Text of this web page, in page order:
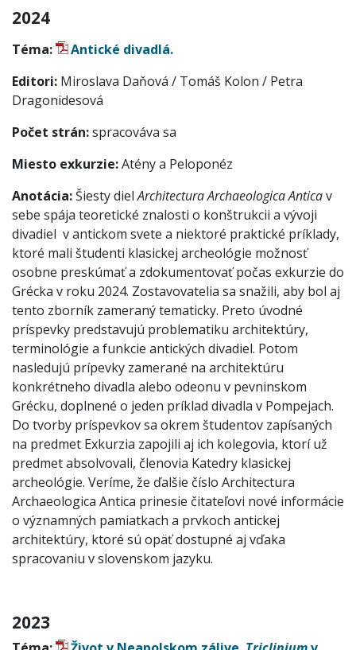
2024
Téma:
Antické divadlá.
Editori: Miroslava Daňová / Tomáš Kolon / Petra
Dragonidesová
Počet strán:spracováva sa
Miesto exkurzie:Atény a Peloponéz
Anotácia:Šiesty dielArchitectura Archaeologica Anticav
sebe spája teoretické znalosti o konštrukcii a vývoji
divadiel v antickom svete a niektoré praktické príklady,
ktoré mali študenti klasickej archeológie možnosť
osobne preskúmať a zdokumentovať počas exkurzie do
Grécka v roku 2024. Zostavovatelia sa snažili, aby bol aj
tento zborník zameraný tematicky. Preto úvodné
príspevky predstavujú problematiku architektúry,
terminológie a funkcie antických divadiel. Potom
nasledujú prípevky zamerané na architektúru
konkrétneho divadla alebo odeonu v pevninskom
Grécku, doplnené o jeden príklad divadla v Pompejach.
Do tvorby príspevkov sa okrem študentov zapísaných
na predmet Exkurzia zapojili aj ich kolegovia, ktorí už
predmet absolvovali, členovia Katedry klasickej
archeológie. Veríme, že ďalšie číslo Architectura
Archaeologica Antica prinesie čitateľovi nové informácie
o významných pamiatkach a prvkoch antickej
architektúry, ktoré sú opäť dostupné aj vďaka
spracovaniu v slovenskom jazyku.
2023